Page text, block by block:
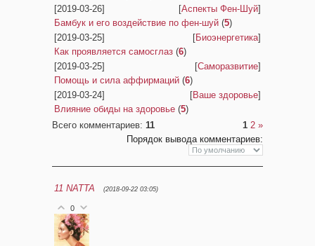
[2019-03-26]
[Аспекты Фен-Шуй]
Бамбук и его воздействие по фен-шуй (5)
[2019-03-25]
[Биоэнергетика]
Как проявляется самосглаз (6)
[2019-03-25]
[Саморазвитие]
Помощь и сила аффирмаций (6)
[2019-03-24]
[Ваше здоровье]
Влияние обиды на здоровье (5)
Всего комментариев: 11 1 2 »
Порядок вывода комментариев:
11 NATTA (2018-09-22 03:05)
0